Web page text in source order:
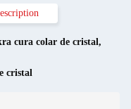
cura colar de cristal,
cristal